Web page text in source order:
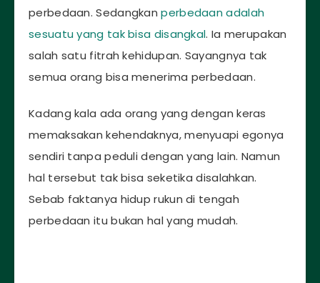
perbedaan. Sedangkanperbedaan adalah
sesuatu yang tak bisa disangkal. Ia merupakan
salah satu fitrah kehidupan. Sayangnya tak
semua orang bisa menerima perbedaan.
Kadang kala ada orang yang dengan keras
memaksakan kehendaknya, menyuapi egonya
sendiri tanpa peduli dengan yang lain. Namun
hal tersebut tak bisa seketika disalahkan.
Sebab faktanya hidup rukun di tengah
perbedaan itu bukan hal yang mudah.